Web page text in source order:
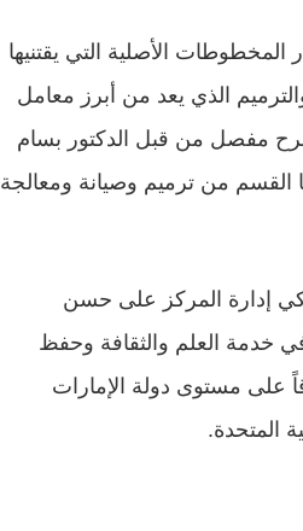
الأصلية التي يقتنيها
الذي يعد من أبرز معامل
مفصل من قبل الدكتور بسام
القسم من ترميم وصيانة ومعالجة
إدارة المركز على حسن
في خدمة العلم والثقافة وحفظ
على مستوى دولة الإمارات
المتحدة.